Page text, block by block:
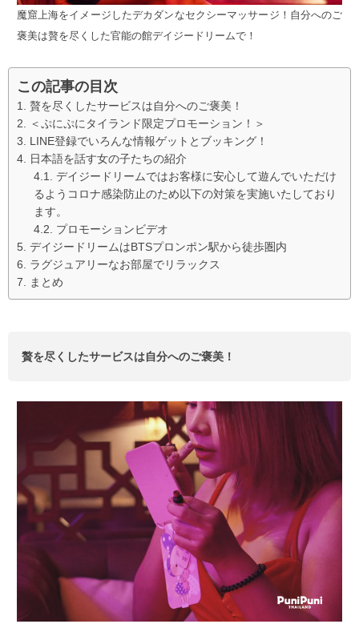
魔窟上海をイメージしたデカダンなセクシーマッサージ！自分へのご
褒美は贅を尽くした官能の館デイジードリームで！
この記事の目次
贅を尽くしたサービスは自分へのご褒美！
＜ぷにぷにタイランド限定プロモーション！＞
LINE登録でいろんな情報ゲットとブッキング！
日本語を話す女の子たちの紹介
デイジードリームではお客様に安心して遊んでいただけ
るようコロナ感染防止のため以下の対策を実施いたしており
ます。
プロモーションビデオ
デイジードリームはBTSプロンポン駅から徒歩圏内
ラグジュアリーなお部屋でリラックス
まとめ
贅を尽くしたサービスは自分へのご褒美！